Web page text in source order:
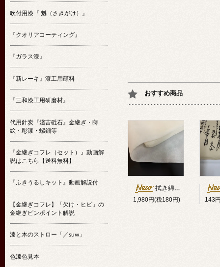
おすすめ商品
拭き綿代用クロス25cm幅×10m
1,980円(税180円) 143
吹付用漆『 魁（さきがけ）』
『クオリアコーティング』
『ガラス漆』
『新レーキ』漆工用顔料
『三和漆工用研磨材』
代用針炭『淺吉砥石』金継ぎ・蒔
絵・彫漆・螺鈿等
『金継ぎコフレ（セット）』動画解
説はこちら【送料無料】
『ふきうるしキット』動画解説付
【金継ぎコフレ】「欠け・ヒビ」の
金継ぎピンポイント解説
漆と木のストロー「／suw」
色漆色見本